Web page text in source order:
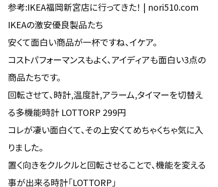
参考:IKEA福岡新宮店に行ってきた！ | nori510.com
IKEAの激安優良製品たち
安くて面白い商品が一杯ですね、イケア。
コストパフォーマンスもよく、アイディアも面白い3点の
商品たちです。
回転させて、時計,温度計,アラーム,タイマーを切替え
る多機能時計 LOTTORP 299円
コレが凄い面白くて、その上安くてめちゃくちゃ気に入
りました。
置く向きをクルクルと回転させることで、機能を変える
事が出来る時計「LOTTORP」